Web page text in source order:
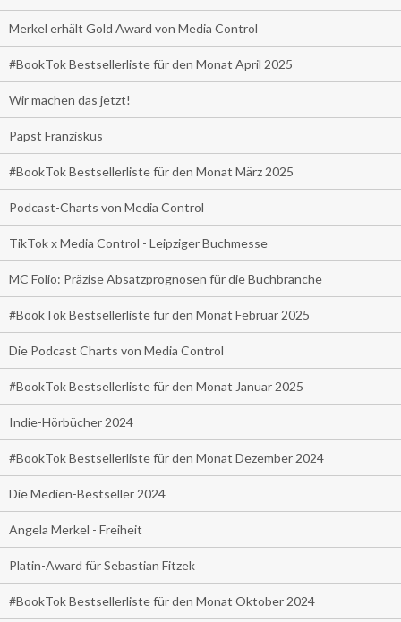
Merkel erhält Gold Award von Media Control
#BookTok Bestsellerliste für den Monat April 2025
Wir machen das jetzt!
Papst Franziskus
#BookTok Bestsellerliste für den Monat März 2025
Podcast-Charts von Media Control
TikTok x Media Control - Leipziger Buchmesse
MC Folio: Präzise Absatzprognosen für die Buchbranche
#BookTok Bestsellerliste für den Monat Februar 2025
Die Podcast Charts von Media Control
#BookTok Bestsellerliste für den Monat Januar 2025
Indie-Hörbücher 2024
#BookTok Bestsellerliste für den Monat Dezember 2024
Die Medien-Bestseller 2024
Angela Merkel - Freiheit
Platin-Award für Sebastian Fitzek
#BookTok Bestsellerliste für den Monat Oktober 2024